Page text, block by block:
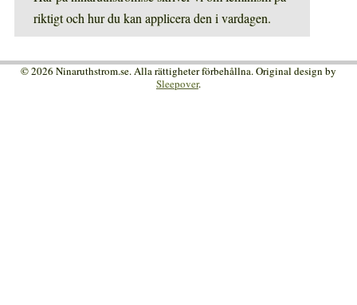
riktigt och hur du kan applicera den i vardagen.
© 2026 Ninaruthstrom.se. Alla rättigheter förbehållna. Original design by
Sleepover.